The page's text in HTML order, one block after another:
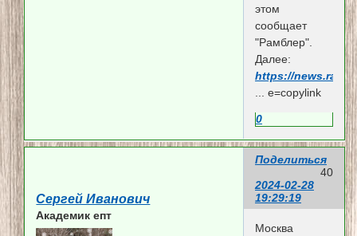
этом
сообщает
"Рамблер".
Далее:
https://
... e=copylink
0
Поделиться
40
2024-02-28
19:29:19
Сергей Иванович
Академик епт
Москва